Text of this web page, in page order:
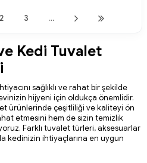
2 3 …
Kedi Tuvalet
sağlıklı ve rahat bir şekilde
hijyeni için oldukça önemlidir.
ürünlerinde çeşitliliği ve kaliteyi ön
etmesini hem de sizin temizlik
Farklı tuvalet türleri, aksesuarlar
kedinizin ihtiyaçlarına en uygun